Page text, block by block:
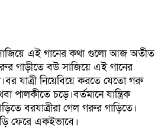
এই গানের কথা গুলো আজ অতীত
গাড়ীতে বউ সাজিয়ে এই গানের
যাত্রী নিয়েবিয়ে করতে যেতো গরু
পালকীতে চড়ে।বর্তমানে যান্ত্রিক
বরযাত্রীরা গেল গরুর গাড়িতে।
ফেরে একইভাবে।